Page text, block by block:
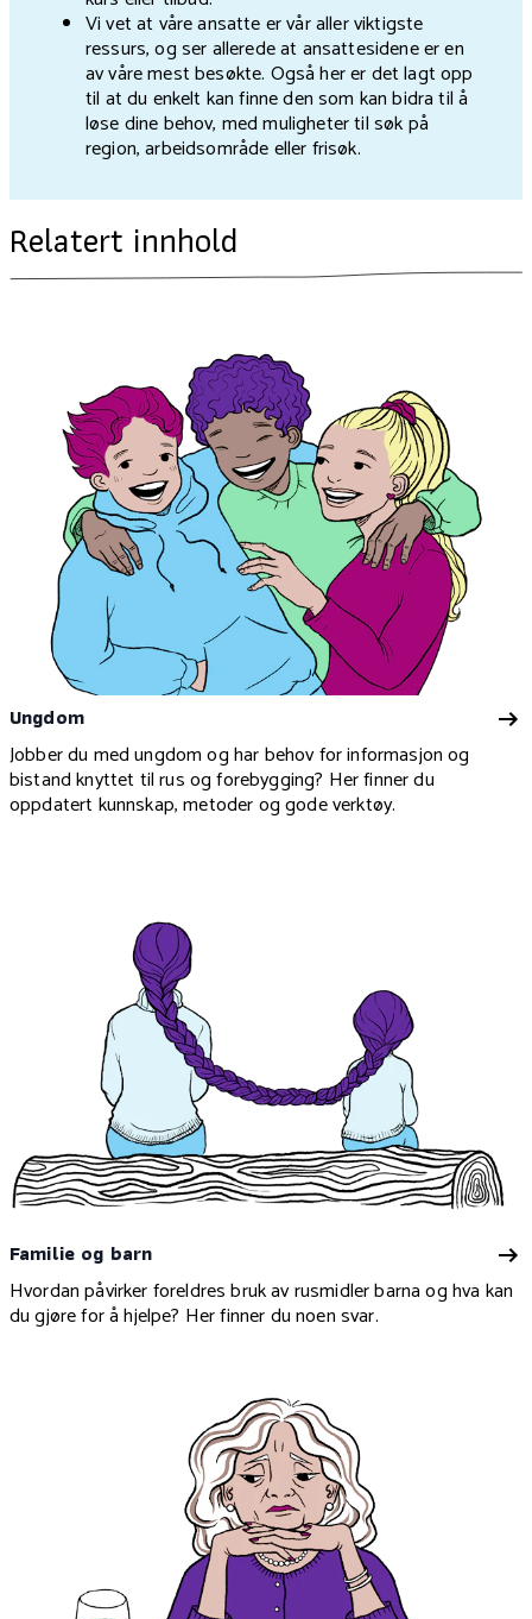
Vi vet at våre ansatte er vår aller viktigste
ressurs, og ser allerede at ansattesidene er en
av våre mest besøkte. Også her er det lagt opp
til at du enkelt kan finne den som kan bidra til å
løse dine behov, med muligheter til søk på
region, arbeidsområde eller frisøk.
Relatert innhold
Ungdom
Jobber du med ungdom og har behov for informasjon og
bistand knyttet til rus og forebygging? Her finner du
oppdatert kunnskap, metoder og gode verktøy.
Familie og barn
Hvordan påvirker foreldres bruk av rusmidler barna og hva kan
du gjøre for å hjelpe? Her finner du noen svar.